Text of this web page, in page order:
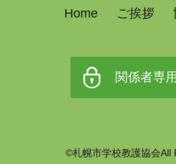
Home ご挨拶
関係者専
©札幌市学校教護協会All